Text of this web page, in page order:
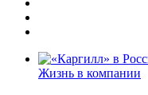
Жизнь в компании